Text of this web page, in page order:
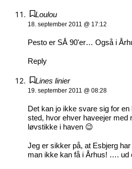
Loulou
18. september 2011 @ 17:12
Pesto er SÅ 90'er… Også i
Reply
Lines linier
19. september 2011 @ 08:28
Det kan jo ikke svare sig for
sted, hvor ehver haveejer med
løvstikke i haven 😉
Jeg er sikker på, at Esbjerg
man ikke kan få i Århus! ….